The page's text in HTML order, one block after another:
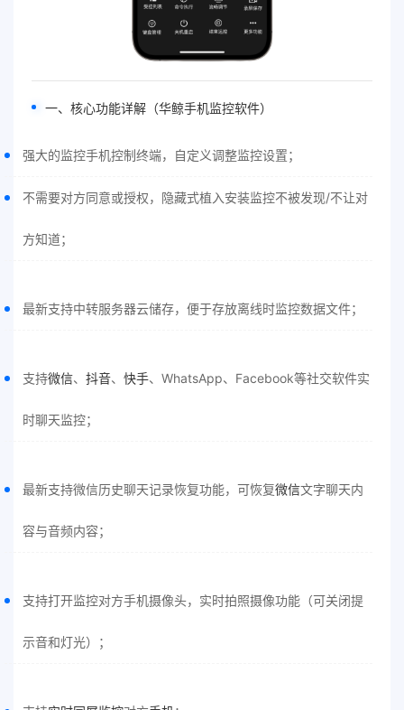
一、核心功能详解（华鲸手机监控软件）
强大的监控手机控制终端，自定义调整监控设置；
不需要对方同意或授权，隐藏式植入安装监控不被发现/不让对
方知道；
最新支持中转服务器云储存，便于存放离线时监控数据文件；
支持微信、 抖音、 快手、WhatsApp、Facebook等社交软件实
时聊天监控；
最新支持微信历史聊天记录恢复功能，可恢复微信文字聊天内
容与音频内容；
支持打开监控对方手机摄像头，实时拍照摄像功能（可关闭提
示音和灯光）；